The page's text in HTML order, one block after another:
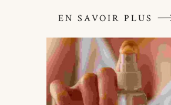
EN SAVOIR PLUS